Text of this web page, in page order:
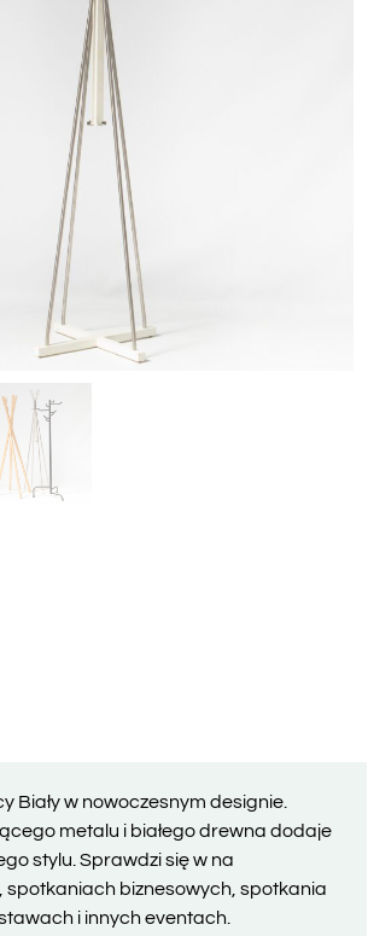
Biały w nowoczesnym designie.
metalu i białego drewna dodaje
stylu. Sprawdzi się w na
spotkaniach biznesowych, spotkania
i innych eventach.